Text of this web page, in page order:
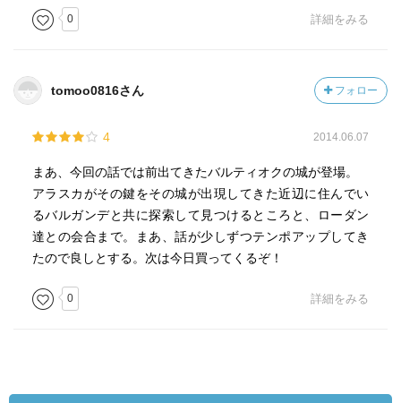
0 詳細をみる
tomoo0816さん フォロー
4 2014.06.07
まあ、今回の話では前出てきたバルティオクの城が登場。
アラスカがその鍵をその城が出現してきた近辺に住んでい
るバルガンデと共に探索して見つけるところと、ローダン
達との会合まで。まあ、話が少しずつテンポアップしてき
たので良しとする。次は今日買ってくるぞ！
0 詳細をみる